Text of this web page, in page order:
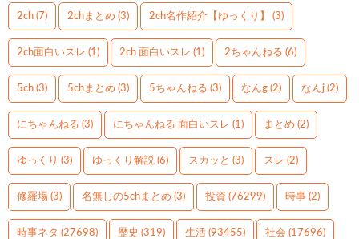
2ch (7) 2chまとめ (3) 2ch名作紹介【ゆっくり】 (3)
2ch面白いスレ (1) 2ch 面白いスレ (1) 2ちゃんねる (6)
5ch (3) 5chまとめ (3) 5ちゃんねる (3) なんg (2) なんj (2)
にちゃんねる (3) にちゃんねる 面白いスレ (1) まとめ (2)
ゆっくり (3) ゆっくり解説 (6) スカッと (3) スレ (2)
修羅場 (3) 名無しの5chまとめ (3) 投資 (76299) 時事 (2)
時事ネタ (27698) 歴史 (319) 生活 (93455) 社会 (17696)